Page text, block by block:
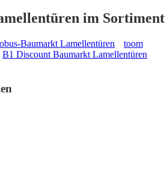
im Sortiment
Baumarkt Lamellentüren
toom
B1 Discount Baumarkt Lamellentüren